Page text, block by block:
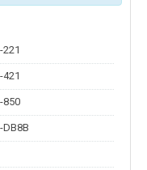
221
421
850
DB8B